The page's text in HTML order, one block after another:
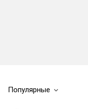
Популярные